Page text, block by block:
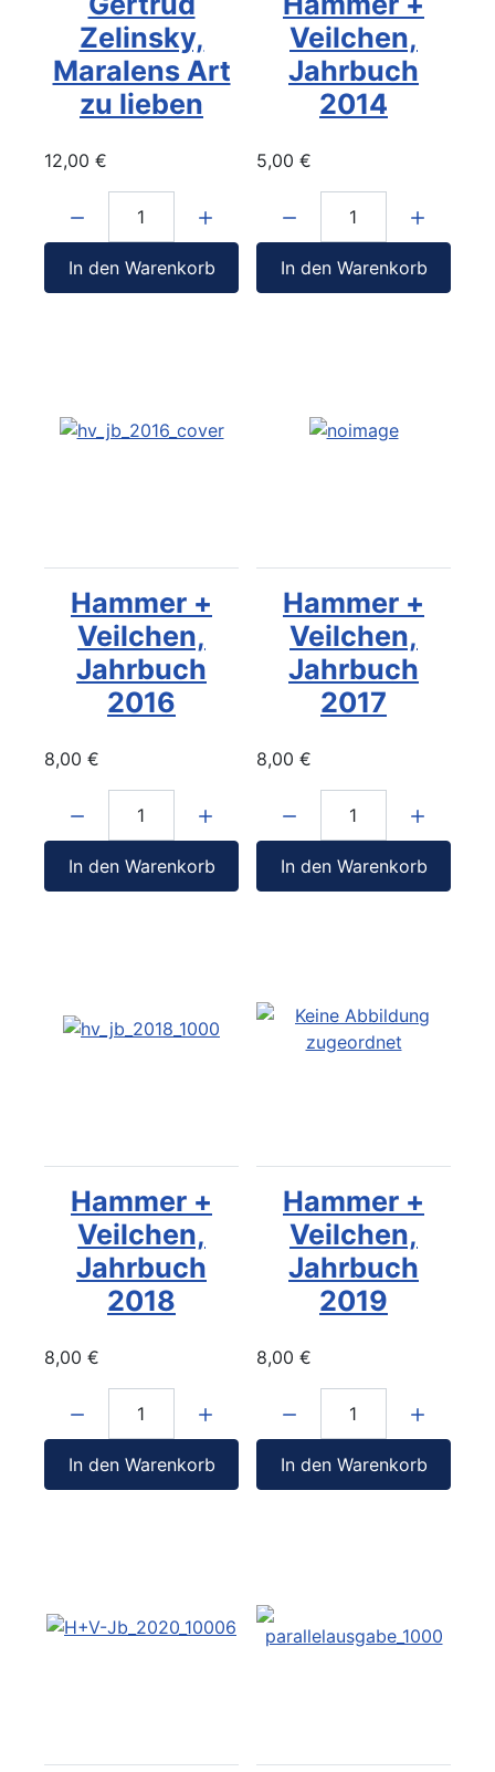
Zelinsky,
Maralens Art
zu lieben
12,00 €
In den Warenkorb
Veilchen,
Jahrbuch
2014
5,00 €
In den Warenkorb
Hammer +
Veilchen,
Jahrbuch
2016
8,00 €
In den Warenkorb
Hammer +
Veilchen,
Jahrbuch
2017
8,00 €
In den Warenkorb
Hammer +
Veilchen,
Jahrbuch
2018
8,00 €
In den Warenkorb
Hammer +
Veilchen,
Jahrbuch
2019
8,00 €
In den Warenkorb